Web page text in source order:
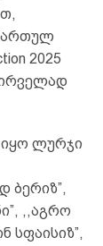
2025
ლურჯი
ბერიზ”,
,,აგრო
სფაისიზ”,